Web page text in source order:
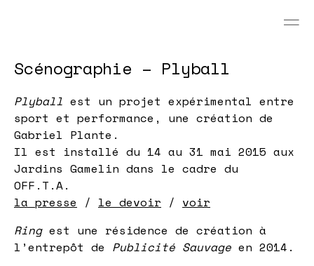
Scénographie – Plyball
Plyball est un projet expérimental entre
sport et performance, une création de
Gabriel Plante.
Il est installé du 14 au 31 mai 2015 aux
Jardins Gamelin dans le cadre du
OFF.T.A.
la presse / le devoir / voir
Ringest une résidence de création à
l’entrepôt de Publicité Sauvage en 2014.